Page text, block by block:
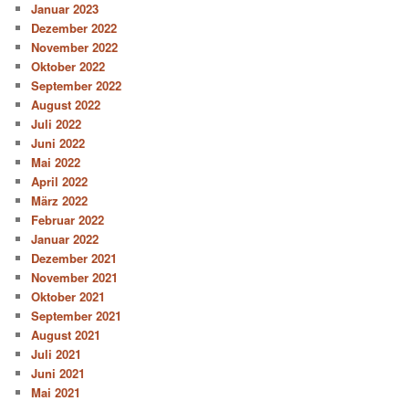
Januar 2023
Dezember 2022
November 2022
Oktober 2022
September 2022
August 2022
Juli 2022
Juni 2022
Mai 2022
April 2022
März 2022
Februar 2022
Januar 2022
Dezember 2021
November 2021
Oktober 2021
September 2021
August 2021
Juli 2021
Juni 2021
Mai 2021